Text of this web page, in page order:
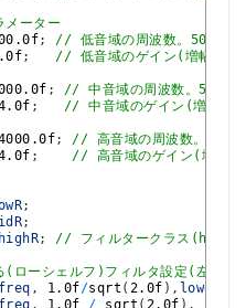
ーター
;
// 低音域の周波数。50Hz～
; // 低音域のゲイン(増幅値)
;
// 中音域の周波数。500Hz
; // 中音域のゲイン(増幅値)
;
// 高音域の周波数。1kHz
; // 高音域のゲイン(増幅
;
;
highR; // フィルタークラス
ーシェルフ)フィルタ設定(左右分)
, 1.0f/sqrt ( 2.0f ) , lowgain
, 1.0f / sqrt ( 2.0f ) ,